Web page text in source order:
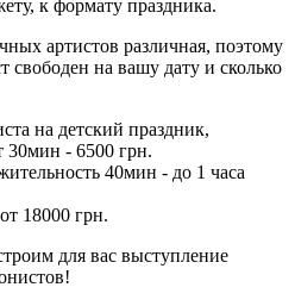
к формату праздника.
артистов различная, поэтому
свободен на вашу дату и сколько
на детский праздник,
30мин - 6500 грн.
40мин - до 1 часа
18000 грн.
для вас выступление